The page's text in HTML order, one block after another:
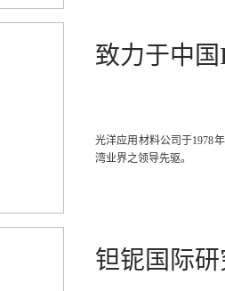
致力于中
光洋应用材料公司于1978
湾业界之领导先驱。
钽铌国际